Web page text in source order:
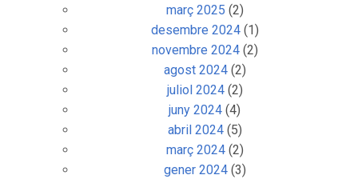
març 2025 (2)
desembre 2024(1)
novembre 2024(2)
agost 2024(2)
juliol 2024(2)
juny 2024 (4)
abril 2024(5)
març 2024(2)
gener 2024(3)